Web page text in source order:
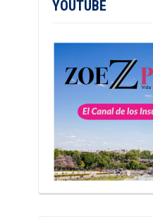
YOUTUBE